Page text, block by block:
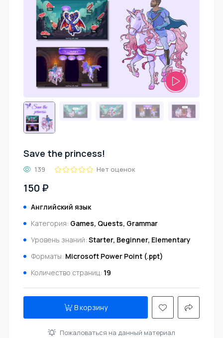
Save the princess!
139 Нет оценок
150 ₽
Английский язык
Категория: Games, Quests, Grammar
Уровень знаний: Starter, Beginner, Elementary
Форматы: Microsoft Power Point (.ppt)
Количество страниц: 19
В корзину
Пожаловаться на данный материал